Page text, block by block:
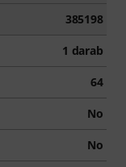
385198
1 darab
64
No
No